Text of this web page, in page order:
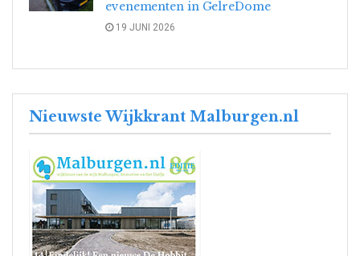
evenementen in GelreDome
19 JUNI 2026
Nieuwste Wijkkrant Malburgen.nl